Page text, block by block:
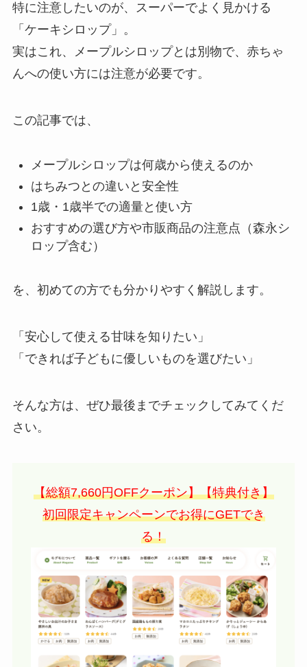
特に注意したいのが、スーパーでよく見かける
「ケーキシロップ」。
実はこれ、メープルシロップとは別物で、赤ちゃ
んへの使い方には注意が必要です。
この記事では、
メープルシロップは何歳から使えるのか
はちみつとの違いと安全性
1歳・1歳半での適量と使い方
おすすめの選び方や市販商品の注意点（森永シ
ロップ含む）
を、初めての方でも分かりやすく解説します。
「安心して使える甘味を知りたい」
「できれば子どもに優しいものを選びたい」
そんな方は、ぜひ最後までチェックしてみてくだ
さい。
【総額7,660円OFFクーポン】【特典付き】
初回限定キャンペーンでお得にGETでき
る！